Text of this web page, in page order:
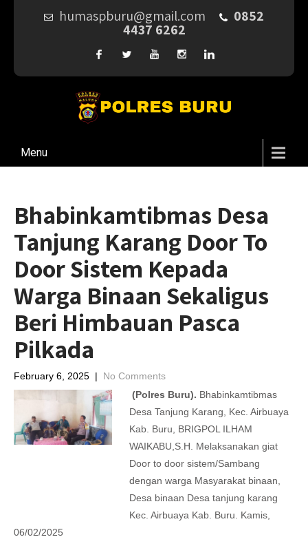
humaspburu@gmail.com 0852
4437 6262
Menu
Bhabinkamtibmas Desa
Tanjung Karang Door To
Door Sistem Kepada
Warga Binaan Sekaligus
Beri Himbauan Pasca
Pilkada
February 6, 2025 | No Comments
(Polres Buru). Bhabinkamtibmas
Desa Tanjung Karang, Kec. Airbuaya
Kab. Buru, BRIGPOL ILHAM
WAIKABU,S.H. Melaksanakan giat
Door to door sistem/Sambang
dengan warga Masyarakat binaan,
Desa binaan Desa tanjung karang
Kec. Airbuaya Kab. Buru. Kamis,
06/02/2025